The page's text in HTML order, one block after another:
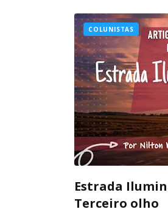
COLUNISTAS
Estrada
Terceiro olho